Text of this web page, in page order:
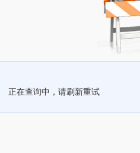
正在查询中，请刷新重试